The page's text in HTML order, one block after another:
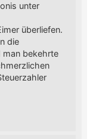
unter
überliefen.
die
man bekehrte